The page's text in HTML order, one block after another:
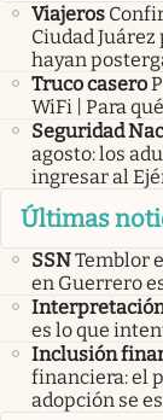
Viajeros
Ciudad
hayan
Truco casero
WiFi | Para
Seguridad
agosto: los
ingresar al
Últimas
SSNTemblor
en Guerrero
es lo que
Inclusión
financiera: el
adopción se